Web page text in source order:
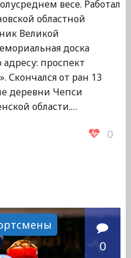
весе. Работал
областной
Великой
доска
проспект
Скончался от ран 13
деревни Чепси
области.…
0
0